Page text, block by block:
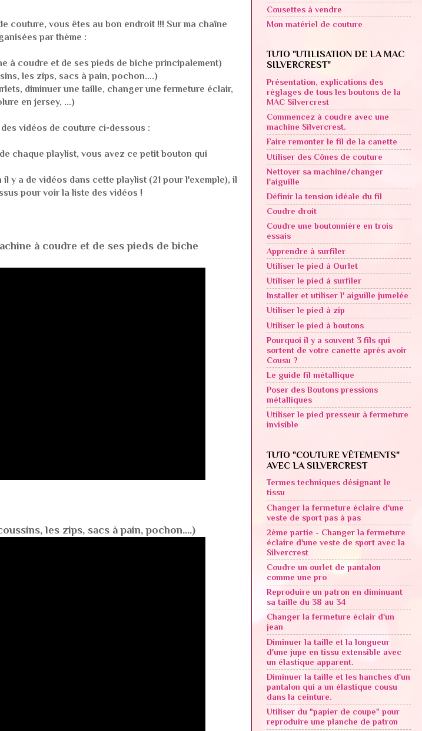
couture, vous êtes au bon endroit !!! Sur ma chaîne
par thème :
à coudre et de ses pieds de biche principalement)
les zips, sacs à pain, pochon....)
diminuer une taille, changer une fermeture éclair,
en jersey, ...)
vidéos de couture ci-dessous :
chaque playlist, vous avez ce petit bouton qui
y a de vidéos dans cette playlist (21 pour l'exemple), il
pour voir la liste des vidéos !
à coudre et de ses pieds de biche
les zips, sacs à pain, pochon....)
Cousettes à vendre
Mon matériel de couture
TUTO "UTILISATION DE LA MAC
SILVERCREST"
Présentation, explications des
règlages de tous les boutons de la
MAC Silvercrest
Commencez à coudre avec une
machine Silvercrest.
Faire remonter le fil de la canette
Utiliser des Cônes de couture
Nettoyer sa machine/changer
l'aiguille
Définir la tension idéale du fil
Coudre droit
Coudre une boutonnière en trois
essais
Apprendre à surfiler
Utiliser le pied à Ourlet
Utiliser le pied à surfiler
Installer et utiliser l' aiguille jumelée
Utiliser le pied à zip
Utiliser le pied à boutons
Pourquoi il y a souvent 3 fils qui
sortent de votre canette après avoir
Cousu ?
Le guide fil métallique
Poser des Boutons pressions
métalliques
Utiliser le pied presseur à fermeture
invisible
TUTO "COUTURE VÊTEMENTS"
AVEC LA SILVERCREST
Termes techniques désignant le
tissu
Changer la fermeture éclaire d'une
veste de sport pas à pas
2ème partie - Changer la fermeture
éclaire d'une veste de sport avec la
Silvercrest
Coudre un ourlet de pantalon
comme une pro
Reproduire un patron en diminuant
sa taille du 38 au 34
Changer la fermeture éclair d'un
jean
Diminuer la taille et la longueur
d'une jupe en tissu extensible avec
un élastique apparent.
Diminuer la taille et les hanches d'un
pantalon qui a un élastique cousu
dans la ceinture.
Utiliser du "papier de coupe" pour
reproduire une planche de patron